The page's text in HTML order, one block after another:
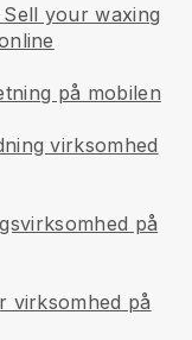
Sell your waxing
på mobilen
virksomhed
på
virksomhed på